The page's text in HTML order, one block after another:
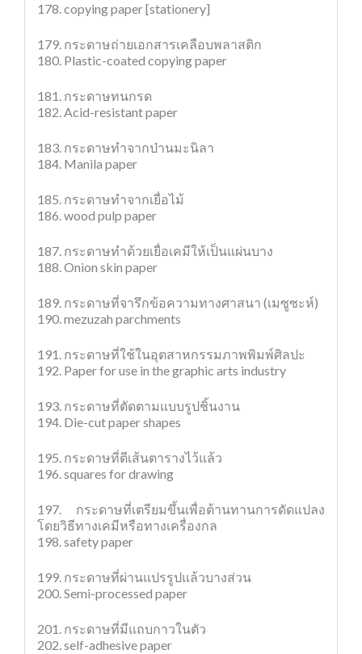
178. copying paper [stationery]
179. กระดาษถ่ายเอกสารเคลือบพลาสติก
180. Plastic-coated copying paper
181. กระดาษทนกรด
182. Acid-resistant paper
183. กระดาษทำจากป่านมะนิลา
184. Manila paper
185. กระดาษทำจากเยื่อไม้
186. wood pulp paper
187. กระดาษทำด้วยเยื่อเคมีให้เป็นแผ่นบาง
188. Onion skin paper
189. กระดาษที่จารึกข้อความทางศาสนา (เมซูซะห์)
190. mezuzah parchments
191. กระดาษที่ใช้ในอุตสาหกรรมภาพพิมพ์ศิลปะ
192. Paper for use in the graphic arts industry
193. กระดาษที่ตัดตามแบบรูปชิ้นงาน
194. Die-cut paper shapes
195. กระดาษที่ตีเส้นตารางไว้แล้ว
196. squares for drawing
197. กระดาษที่เตรียมขึ้นเพื่อต้านทานการดัดแปลง
โดยวิธีทางเคมีหรือทางเครื่องกล
198. safety paper
199. กระดาษที่ผ่านแปรรูปแล้วบางส่วน
200. Semi-processed paper
201. กระดาษที่มีแถบกาวในตัว
202. self-adhesive paper